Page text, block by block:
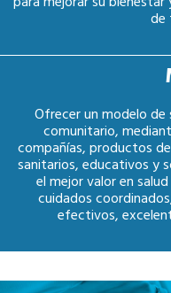
de
Ofrecer un modelo
comunitario,
compañías, productos
sanitarios, educativos y
el mejor valor en
cuidados
efectivos,